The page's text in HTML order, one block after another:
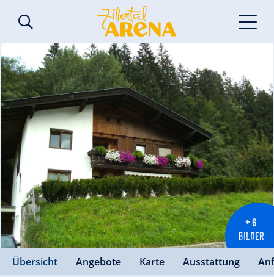
+ 6
BILDER
Übersicht Angebote Karte Ausstattung